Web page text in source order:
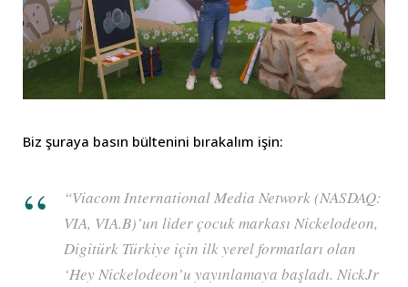
Biz şuraya basın bültenini bırakalım işin:
“Viacom International Media Network (NASDAQ:
VIA, VIA.B)’un lider çocuk markası Nickelodeon,
Digitürk Türkiye için ilk yerel formatları olan
‘Hey Nickelodeon’u yayınlamaya başladı. NickJr